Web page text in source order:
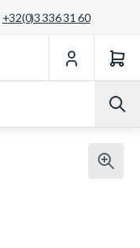
+32(0)3 336 31 60